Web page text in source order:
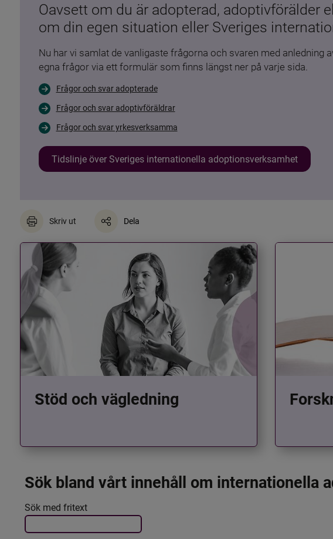
Oavsett om du är adopterad, adoptivförälder
om din egen situation eller Sveriges
Nu har vi samlat de vanligaste frågorna och svaren med anledning
egna frågor via ett formulär som finns längst ner på varje sida.
Frågor och svar adopterade
Frågor och svar adoptivföräldrar
Frågor och svar yrkesverksamma
Tidslinje över Sveriges internationella adoptionsverksamhet
Skriv ut Dela
Stöd och vägledning
Sök bland vårt innehåll om internationella
Filtrera resultatet
Det här formuläret postas automatiskt
Sök med fritext